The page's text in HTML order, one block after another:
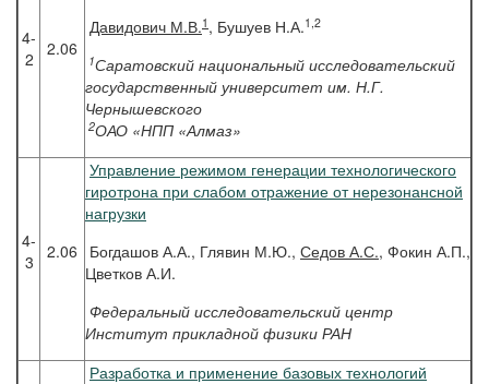
4-
2
2.06
Давидович М.В.1 , Бушуев Н.А.1,2
1Саратовский национальный исследовательский
государственный университет им. Н.Г.
Чернышевского
2ОАО «НПП «Алмаз»
4-
3
2.06
Управление режимом генерации технологического
гиротрона при слабом отражение от нерезонансной
нагрузки
Богдашов А.А., Глявин М.Ю., Седов А.С., Фокин А.П.,
Цветков А.И.
Федеральный исследовательский центр
Институт прикладной физики РАН
Разработка и применение базовых технологий